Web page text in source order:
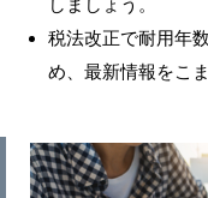
しましょう。
税法改正で耐用年
め、最新情報をこ